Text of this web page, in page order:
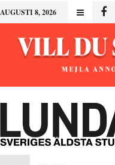
AUGUSTI 8, 2026